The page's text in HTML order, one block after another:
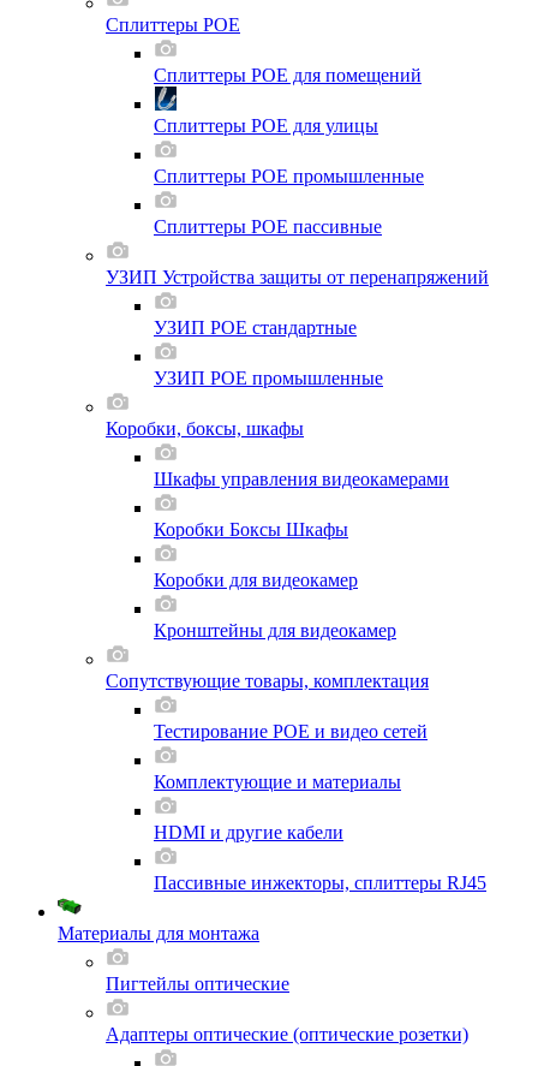
Сплиттеры POE
Сплиттеры POE для помещений
Сплиттеры POE для улицы
Сплиттеры POE промышленные
Сплиттеры POE пассивные
УЗИП Устройства защиты от перенапряжений
УЗИП POE стандартные
УЗИП POE промышленные
Коробки, боксы, шкафы
Шкафы управления видеокамерами
Коробки Боксы Шкафы
Коробки для видеокамер
Кронштейны для видеокамер
Сопутствующие товары, комплектация
Тестирование POE и видео сетей
Комплектующие и материалы
HDMI и другие кабели
Пассивные инжекторы, сплиттеры RJ45
Материалы для монтажа
Пигтейлы оптические
Адаптеры оптические (оптические розетки)